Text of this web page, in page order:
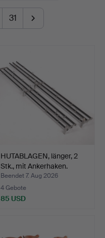
31
HUTABLAGEN, länger, 2
Stk., mit Ankerhaken.
Beendet 7. Aug 2026
4 Gebote
85 USD